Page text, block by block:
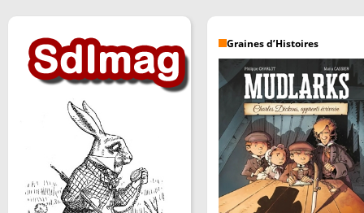
Graines d’Histoires